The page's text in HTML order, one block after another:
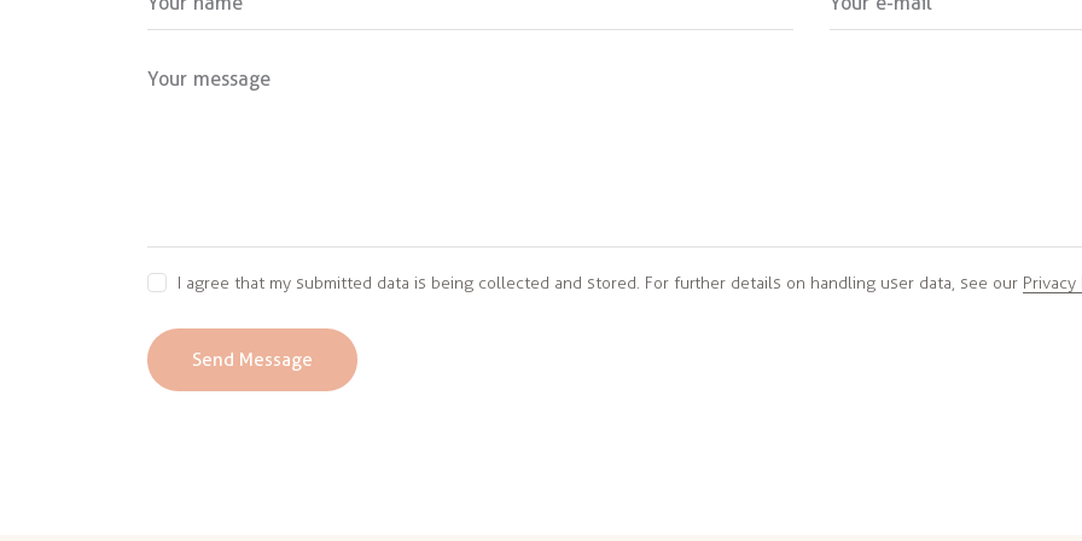
I agree that my submitted data is being collected and stored. For further details on handling user data, see our Privacy
Send Message